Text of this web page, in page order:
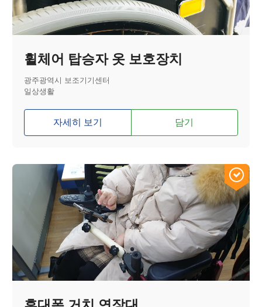
휠체어 탑승자 옷 보호장치
광주광역시 보조기기센터
일상생활
자세히 보기 담기